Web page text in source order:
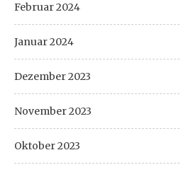
Februar 2024
Januar 2024
Dezember 2023
November 2023
Oktober 2023